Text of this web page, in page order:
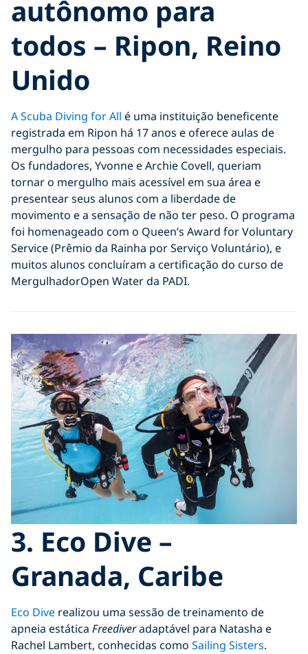
autônomo para
todos – Ripon, Reino
Unido
A Scuba Diving for All é uma instituição beneficente
registrada em Ripon há 17 anos e oferece aulas de
mergulho para pessoas com necessidades especiais.
Os fundadores, Yvonne e Archie Covell, queriam
tornar o mergulho mais acessível em sua área e
presentear seus alunos com a liberdade de
movimento e a sensação de não ter peso. O programa
foi homenageado com o Queen’s Award for Voluntary
Service (Prêmio da Rainha por Serviço Voluntário), e
muitos alunos concluíram a certificação do curso de
MergulhadorOpen Water da PADI.
3. Eco Dive –
Granada, Caribe
Eco Dive realizou uma sessão de treinamento de
apneia estática Freediveradaptável para Natasha e
Rachel Lambert, conhecidas como Sailing Sisters.